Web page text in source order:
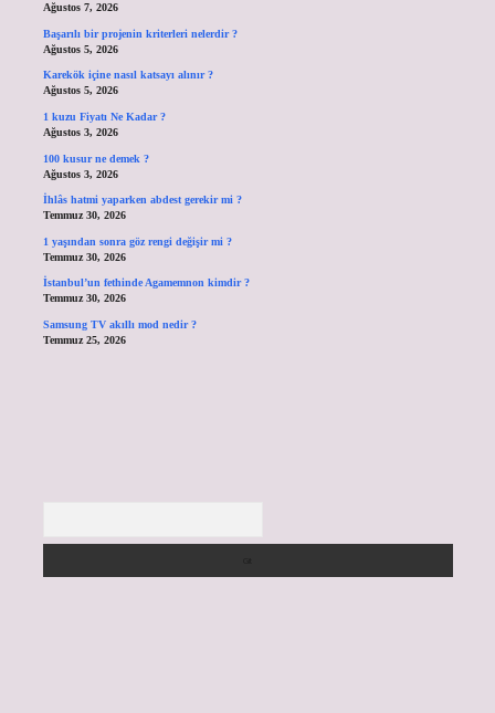
Ağustos 7, 2026
Başarılı bir projenin kriterleri nelerdir ?
Ağustos 5, 2026
Karekök içine nasıl katsayı alınır ?
Ağustos 5, 2026
1 kuzu Fiyatı Ne Kadar ?
Ağustos 3, 2026
100 kusur ne demek ?
Ağustos 3, 2026
İhlâs hatmi yaparken abdest gerekir mi ?
Temmuz 30, 2026
1 yaşından sonra göz rengi değişir mi ?
Temmuz 30, 2026
İstanbul’un fethinde Agamemnon kimdir ?
Temmuz 30, 2026
Samsung TV akıllı mod nedir ?
Temmuz 25, 2026